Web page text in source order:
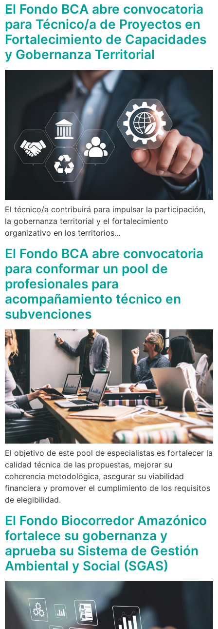
El Fondo BCA abre convocatoria
para Técnico/a de Proyectos en
Fortalecimiento de Capacidades
y Gobernanza Territorial
El técnico/a contribuirá para impulsar la participación,
la gobernanza territorial y el fortalecimiento
organizativo en los territorios…
El Fondo BCA abre convocatoria
para conformar un pool de
profesionales para
acompañamiento técnico en
subvenciones
El objetivo de este pool de especialistas es fortalecer la
calidad técnica de las propuestas, mejorar su
coherencia metodológica, asegurar su viabilidad
financiera y promover el cumplimiento de los requisitos
de elegibilidad.
El Fondo Biocorredor Amazónico
fortalece su gobernanza y
aprueba su Sistema de Gestión
Ambiental y Social (SGAS)